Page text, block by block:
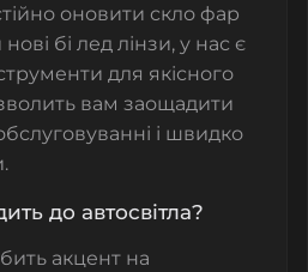
оновити скло фар
бі лед лінзи, у нас є
для якісного
вам заощадити
і швидко
до автосвітла?
акцент на